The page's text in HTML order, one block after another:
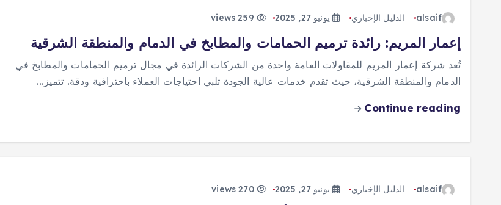
alsaif الدليل الإخباري يونيو 27, 2025
إعمار المريم: رائدة ترميم الحمامات والمطابخ في الدمام والمنطقة الشرقية
تُعد شركة إعمار المريم للمقاولات العامة واحدة من الشركات الرائدة في مجال ترميم الحمامات والمطابخ في
الدمام والمنطقة الشرقية، حيث تقدم خدمات عالية الجودة تلبي احتياجات العملاء باحترافية ودقة. تتميز…
Continue reading
alsaif الدليل الإخباري يونيو 27, 2025 270 views